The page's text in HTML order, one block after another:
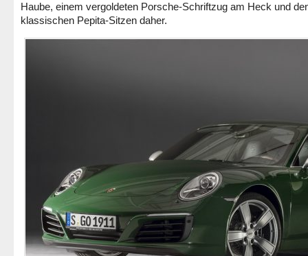
Haube, einem vergoldeten Porsche-Schriftzug am Heck und
klassischen Pepita-Sitzen daher.